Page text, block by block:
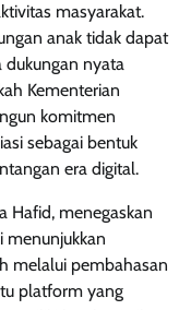
masyarakat.
anak tidak dapat
dukungan nyata
Kementerian
komitmen
sebagai bentuk
era digital.
Hafid, menegaskan
melalui pembahasan
platform yang